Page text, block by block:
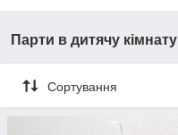
Парти в дитячу кімнату
Сортування